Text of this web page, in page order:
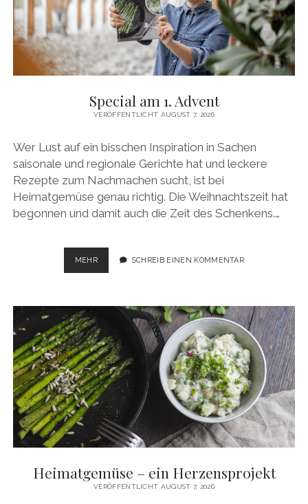
Special am 1. Advent
VERÖFFENTLICHT AUGUST 7, 2026
Wer Lust auf ein bisschen Inspiration in Sachen
saisonale und regionale Gerichte hat und leckere
Rezepte zum Nachmachen sucht, ist bei
Heimatgemüse genau richtig. Die Weihnachtszeit hat
begonnen und damit auch die Zeit des Schenkens.…
MEHRSPECIAL
AM
SCHREIB EINEN KOMMENTAR
Heimatgemüse – ein Herzensprojekt
VERÖFFENTLICHT AUGUST 7, 2026